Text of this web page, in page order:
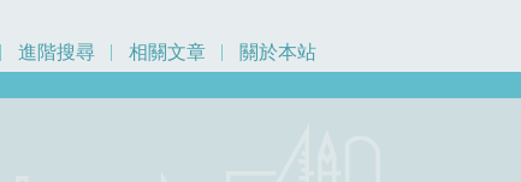
進階搜尋 相關文章 關於本站